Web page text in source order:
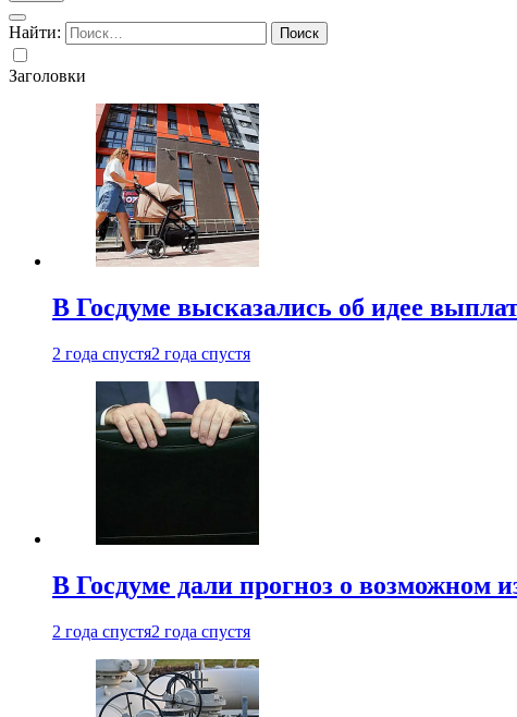
Найти:
Заголовки
В Госдуме высказались об идее
2 года спустя2 года спустя
В Госдуме дали прогноз о возможном
2 года спустя2 года спустя